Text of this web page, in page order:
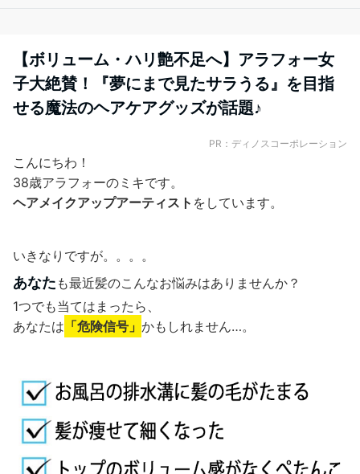
【ボリューム・ハリ艶不足へ】アラフォー女
子大絶賛！『夢にまで見たサラうる』を目指
せる魔法のヘアケアグッズが話題♪
PR：ディノスコーポレーション
こんにちわ！
38歳アラフォーのミキです。
ヘアメイクアップアーティスト をしています。
いきなりですが。。。。
あなた も最近髪のこんなお悩みはありませんか？
1つでも当てはまったら、
あなたは 「危険信号」 かもしれません…。